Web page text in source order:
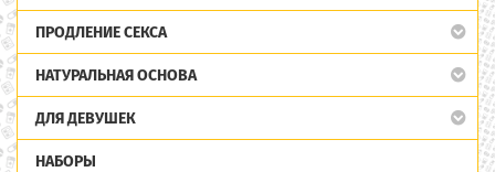
ПРОДЛЕНИЕ СЕКСА
НАТУРАЛЬНАЯ ОСНОВА
ДЛЯ ДЕВУШЕК
НАБОРЫ